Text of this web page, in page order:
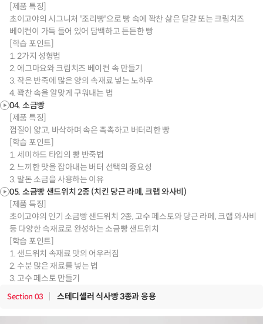
[제품 특징]
초이고야의 시그니처 '조리빵'으로 빵 속에 꽉찬 삶은 달걀 또는 크림치즈
베이컨이 가득 들어 있어 담백하고 든든한 빵
[학습 포인트]
1. 2가지 성형법
2. 에그마요와 크림치즈 베이컨 속 만들기
3. 작은 반죽에 많은 양의 속재료 넣는 노하우
4. 꽉찬 속을 알맞게 구워내는 법
04. 소금빵
[제품 특징]
껍질이 얇고, 바삭하며 속은 촉촉하고 버터리한 빵
[학습 포인트]
1. 세미하드 타입의 빵 반죽법
2. 느끼한 맛을 잡아내는 버터 선택의 중요성
3. 말돈 소금을 사용하는 이유
05. 소금빵 샌드위치 2종 (치킨 당근 라페, 크랩 와사비)
[제품 특징]
초이고야의 인기 소금빵 샌드위치 2종, 고수 페스토와 당근 라페, 크랩 와사비
등 다양한 속재료로 완성하는 소금빵 샌드위치
[학습 포인트]
1. 샌드위치 속재료 맛의 어우러짐
2. 수분 많은 재료를 넣는 법
3. 고수 페스토 만들기
Section 03 스테디셀러 식사빵 3종과 응용